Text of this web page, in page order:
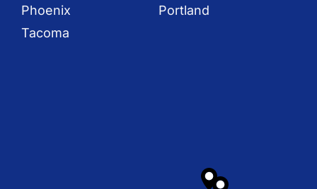
Phoenix
Portland
Tacoma